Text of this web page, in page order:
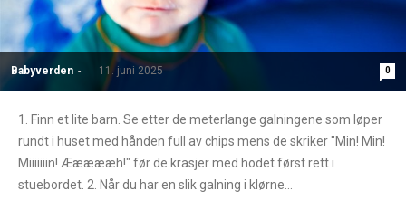
Babyverden - 11. juni 2025 0
1. Finn et lite barn. Se etter de meterlange galningene som løper
rundt i huset med hånden full av chips mens de skriker "Min! Min!
Miiiiiiin! Æææææh!" før de krasjer med hodet først rett i
stuebordet. 2. Når du har en slik galning i klørne...